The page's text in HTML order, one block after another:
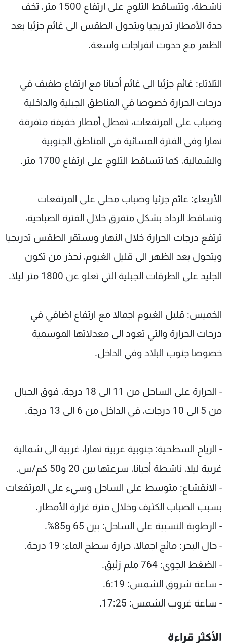
ناشطة، وتتساقط الثلوج على ارتفاع 1500 متر، تخف
حدة الأمطار تدريجيا ويتحول الطقس الى غائم جزئيا بعد
الظهر مع حدوث انفراجات واسعة.
الثلاثاء: غائم جزئيا الى غائم أحيانا مع ارتفاع طفيف في
درجات الحرارة خصوصا في المناطق الجبلية والداخلية
وضباب على المرتفعات، تهطل أمطار خفيفة متفرقة
نهارا وفي الفترة المسائية في المناطق الجنوبية
والشمالية، كما تتساقط الثلوج على ارتفاع 1700 متر.
الأربعاء: غائم جزئيا وضباب محلي على المرتفعات
وتساقط الرذاذ بشكل متفرق خلال الفترة الصباحية،
ترتفع درجات الحرارة خلال النهار ويستقر الطقس تدريجيا
ويتحول بعد الظهر الى قليل الغيوم، نحذر من تكون
الجليد على الطرقات الجبلية التي تعلو عن 1800 متر ليلا.
الخميس: قليل الغيوم اجمالا مع ارتفاع اضافي في
درجات الحرارة والتي تعود الى معدلاتها الموسمية
خصوصا جنوب البلاد وفي الداخل.
- الحرارة على الساحل من 11 الى 18 درجة، فوق الجبال
من 5 الى 10 درجات، في الداخل من 6 الى 13 درجة.
- الرياح السطحية: جنوبية غربية نهارا، غربية الى شمالية
غربية ليلا، ناشطة أحيانا، سرعتها بين 20 و50 كم/س.
- الانقشاع: متوسط على الساحل وسيء على المرتفعات
بسبب الضباب الكثيف وخلال فترة غزارة الأمطار.
- الرطوبة النسبية على الساحل: بين 65 و85%.
- حال البحر: مائج اجمالا، حرارة سطح الماء: 19 درجة.
- الضغط الجوي: 764 ملم زئبق.
- ساعة شروق الشمس: 6:19.
- ساعة غروب الشمس: 17:25.
الأكثر قراءة